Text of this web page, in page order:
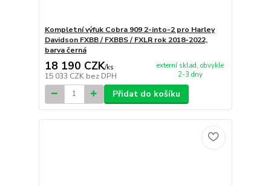
Kompletní výfuk Cobra 909 2-into-2 pro Harley
Davidson FXBB / FXBBS / FXLR rok 2018-2022,
barva černá
18 190 CZK/ks
15 033 CZK bez DPH
externí sklad, obvykle
2-3 dny
Přidat do košíku